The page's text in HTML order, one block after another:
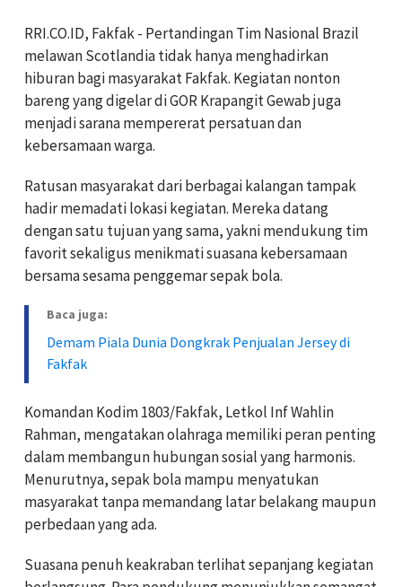
RRI.CO.ID, Fakfak - Pertandingan Tim Nasional Brazil
melawan Scotlandia tidak hanya menghadirkan
hiburan bagi masyarakat Fakfak. Kegiatan nonton
bareng yang digelar di GOR Krapangit Gewab juga
menjadi sarana mempererat persatuan dan
kebersamaan warga.
Ratusan masyarakat dari berbagai kalangan tampak
hadir memadati lokasi kegiatan. Mereka datang
dengan satu tujuan yang sama, yakni mendukung tim
favorit sekaligus menikmati suasana kebersamaan
bersama sesama penggemar sepak bola.
Baca juga:
Demam Piala Dunia Dongkrak Penjualan Jersey di
Fakfak
Komandan Kodim 1803/Fakfak, Letkol Inf Wahlin
Rahman, mengatakan olahraga memiliki peran penting
dalam membangun hubungan sosial yang harmonis.
Menurutnya, sepak bola mampu menyatukan
masyarakat tanpa memandang latar belakang maupun
perbedaan yang ada.
Suasana penuh keakraban terlihat sepanjang kegiatan